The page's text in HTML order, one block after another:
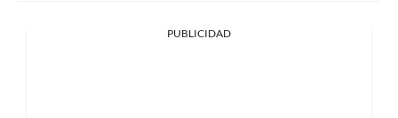
PUBLICIDAD